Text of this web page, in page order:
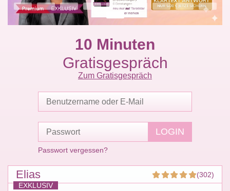
Gästebuch
10 Minuten
Gratisgespräch
Zum Gratisgespräch
Passwort vergessen?
Elias
(302)
EXKLUSIV